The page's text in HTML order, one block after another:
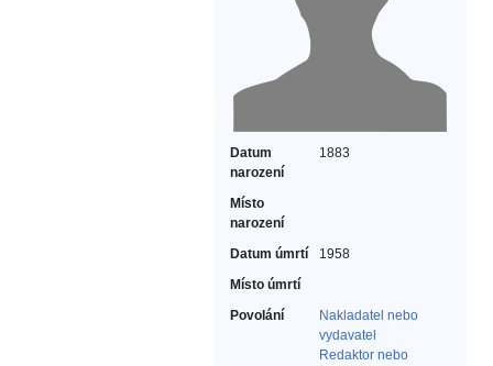
Datum
narození
1883
Místo
narození
Datum úmrtí
1958
Místo úmrtí
Povolání
Nakladatel nebo
vydavatel‎
Redaktor nebo